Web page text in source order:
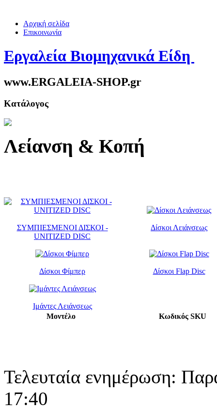
Αρχική σελίδα
Επικοινωνία
Εργαλεία Βιομηχανικά Είδη
www.ERGALEIA-SHOP.gr
Κατάλογος
Λείανση & Κοπή
ΣΥΜΠΙΕΣΜΕΝΟΙ ΔΙΣΚΟΙ -
UNITIZED DISC
Δίσκοι Λειάνσεως
Δίσκοι Φίμπερ Δίσκοι Flap Disc
Ιμάντες Λειάνσεως
Μοντέλο
Κωδικός SKU
Τελευταία ενημέρωση:
17:40